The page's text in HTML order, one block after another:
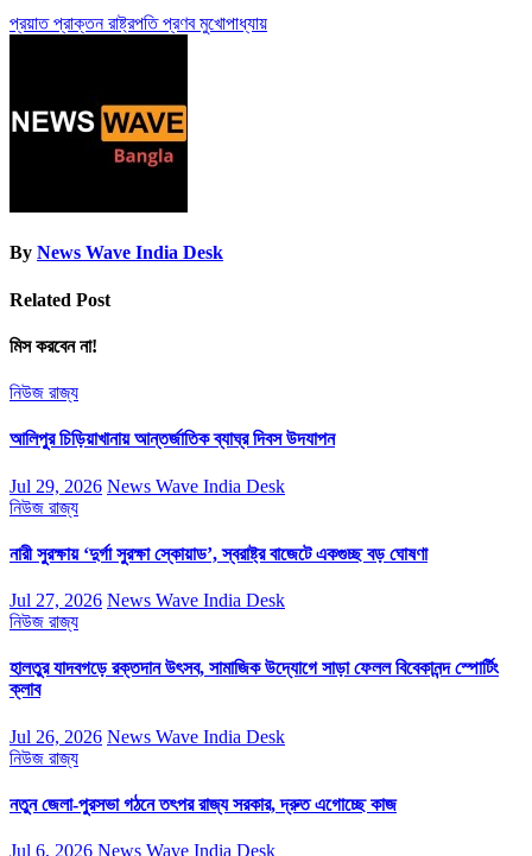
প্রয়াত প্রাক্তন রাষ্ট্রপতি প্রণব মুখোপাধ্যায়
By News Wave India Desk
Related Post
মিস করবেন না!
নিউজ রাজ্য
আলিপুর চিড়িয়াখানায় আন্তর্জাতিক ব্যাঘ্র দিবস উদযাপন
Jul 29, 2026 News Wave India Desk
নিউজ রাজ্য
নারী সুরক্ষায় ‘দুর্গা সুরক্ষা স্কোয়াড’, স্বরাষ্ট্র বাজেটে একগুচ্ছ বড় ঘোষণা
Jul 27, 2026 News Wave India Desk
নিউজ রাজ্য
হালতুর যাদবগড়ে রক্তদান উৎসব, সামাজিক উদ্যোগে সাড়া ফেলল বিবেকানন্দ স্পোর্টিং
ক্লাব
Jul 26, 2026 News Wave India Desk
নিউজ রাজ্য
নতুন জেলা-পুরসভা গঠনে তৎপর রাজ্য সরকার, দ্রুত এগোচ্ছে কাজ
Jul 6, 2026 News Wave India Desk